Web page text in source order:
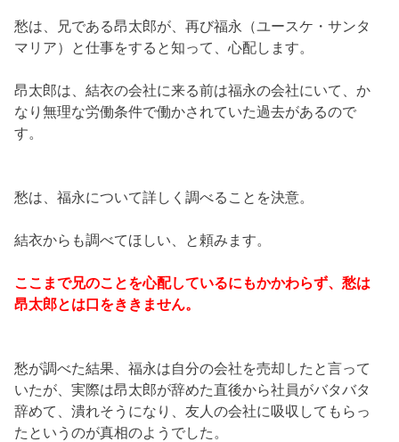
愁は、兄である昂太郎が、再び福永（ユースケ・サンタ
マリア）と仕事をすると知って、心配します。
昂太郎は、結衣の会社に来る前は福永の会社にいて、か
なり無理な労働条件で働かされていた過去があるので
す。
愁は、福永について詳しく調べることを決意。
結衣からも調べてほしい、と頼みます。
ここまで兄のことを心配しているにもかかわらず、愁は
昂太郎とは口をききません。
愁が調べた結果、福永は自分の会社を売却したと言って
いたが、実際は昂太郎が辞めた直後から社員がバタバタ
辞めて、潰れそうになり、友人の会社に吸収してもらっ
たというのが真相のようでした。